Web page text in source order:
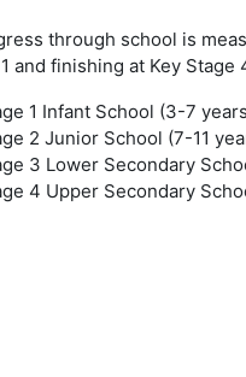
through school is
and finishing at Key Stage
1 Infant School (3-7
2 Junior School (7-11
3 Lower Secondary
4 Upper Secondary